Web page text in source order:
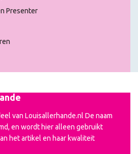
Presenter
van Louisallerhande.nl De naam
en wordt hier alleen gebruikt
het artikel en haar kwaliteit